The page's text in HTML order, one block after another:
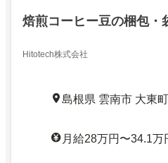
焙煎コーヒー豆の梱包・
Hitotech株式会社
島根県 雲南市 大東
月給28万円〜34.1万